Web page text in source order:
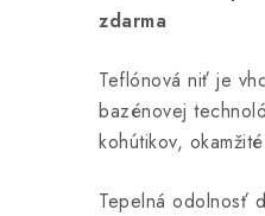
zdarma
Teflónová niť je
bazénovej
kohútikov,
Tepelná odolnosť